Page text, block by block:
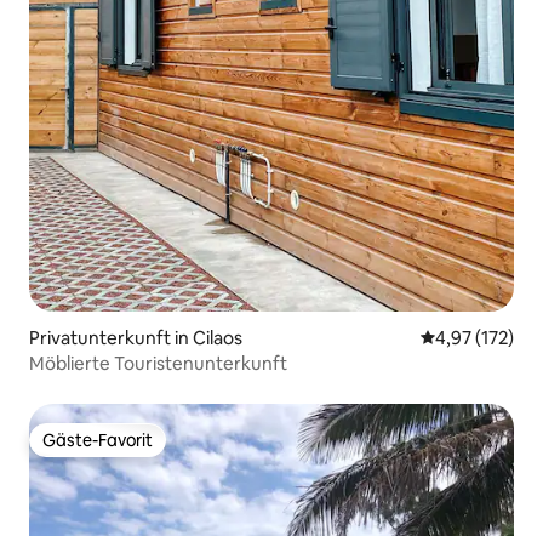
Privatunterkunft in Cilaos
4,97 (172)
Möblierte Touristenunterkunft
Gäste-Favorit
Gäste-Favorit